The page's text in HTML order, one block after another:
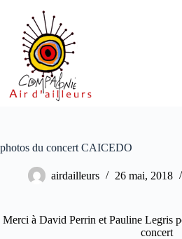
contenu
photos du concert CAICEDO
airdailleurs 26 mai, 2018
Merci à David Perrin et Pauline Legris
concert